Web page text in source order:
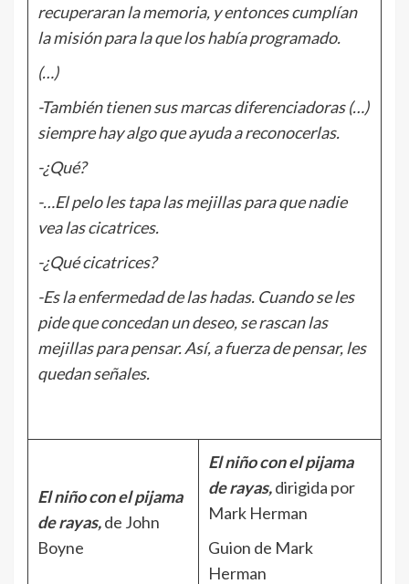
recuperaran la memoria, y entonces cumplían
la misión para la que los había programado.
(…)
-También tienen sus marcas diferenciadoras (…)
siempre hay algo que ayuda a reconocerlas.
-¿Qué?
-…El pelo les tapa las mejillas para que nadie
vea las cicatrices.
-¿Qué cicatrices?
-Es la enfermedad de las hadas. Cuando se les
pide que concedan un deseo, se rascan las
mejillas para pensar. Así, a fuerza de pensar, les
quedan señales.
El niño con el pijama
de rayas,de John
Boyne
El niño con el pijama
de rayas,dirigida por
Mark Herman
Guion de Mark
Herman